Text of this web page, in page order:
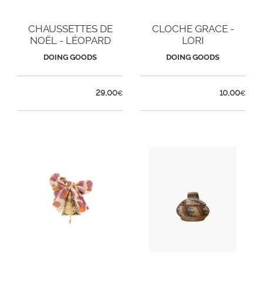
CHAUSSETTES DE
NOËL - LÉOPARD
DOING GOODS
29,00€
CLOCHE GRACE -
LORI
DOING GOODS
10,00€